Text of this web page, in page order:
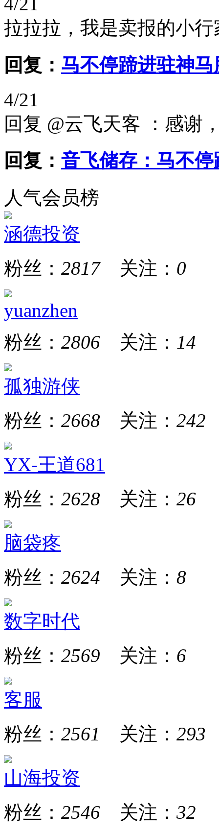
拉拉拉，我是卖报的小
回复： 马不停蹄进驻神马
4/21
回复 @云飞天客 ：感谢
回复： 音飞储存：马不
人气会员榜
涵德投资
粉丝： 2817关注： 0
yuanzhen
粉丝： 2806 关注： 14
孤独游侠
粉丝： 2668 关注： 242
YX-王道681
粉丝： 2628 关注： 26
脑袋疼
粉丝： 2624 关注： 8
数字时代
粉丝： 2569 关注： 6
客服
粉丝： 2561 关注： 293
山海投资
粉丝： 2546 关注： 32